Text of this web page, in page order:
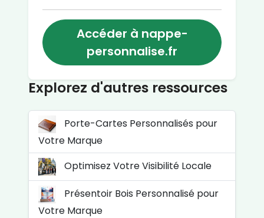
Accéder à nappe-
personnalise.fr
Explorez d'autres ressources
Porte-Cartes Personnalisés pour
Votre Marque
Optimisez Votre Visibilité Locale
Présentoir Bois Personnalisé pour
Votre Marque